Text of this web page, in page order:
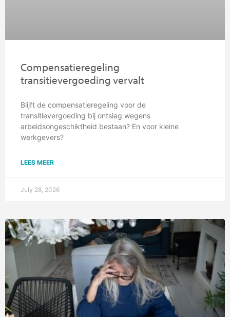
Compensatieregeling
transitievergoeding vervalt
Blijft de compensatieregeling voor de
transitievergoeding bij ontslag wegens
arbeidsongeschiktheid bestaan? En voor kleine
werkgevers?
LEES MEER
July 28, 2026